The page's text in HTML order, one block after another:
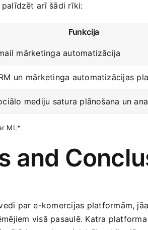
arī šādi rīki:
Funkcija
mārketinga automatizācija
⁤un​ mārketinga automatizācijas
mediju satura plānošana un
MI.*
and
par e-komercijas platformām,
⁤visā pasaulē. Katra